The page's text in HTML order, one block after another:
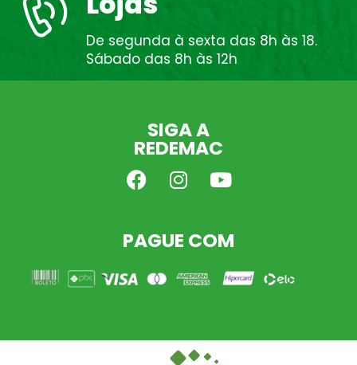
De segunda à sexta das 8h às 18.
Sábado das 8h às 12h
SIGA A
REDEMAC
PAGUE COM